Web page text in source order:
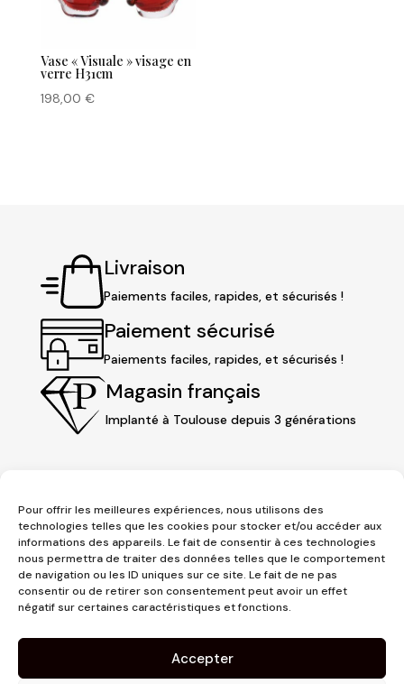
Pour offrir les meilleures expériences, nous utilisons des
technologies telles que les cookies pour stocker et/ou accéder aux
informations des appareils. Le fait de consentir à ces technologies
nous permettra de traiter des données telles que le comportement
de navigation ou les ID uniques sur ce site. Le fait de ne pas
consentir ou de retirer son consentement peut avoir un effet
négatif sur certaines caractéristiques et fonctions.
Accepter
Vase « Visuale » visage en
verre H31cm
198,00 €
Livraison
Paiements faciles, rapides, et sécurisés !
Paiement sécurisé
Paiements faciles, rapides, et sécurisés !
Magasin français
Implanté à Toulouse depuis 3 générations
3 place Jeanne d'Arc
31000 Toulouse
contact@pujolmaison.com